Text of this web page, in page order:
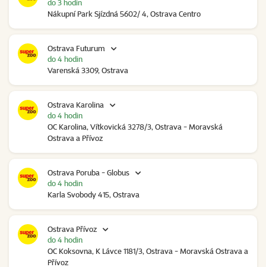
Nákupní Park Sjízdná 5602/ 4, Ostrava Centro
do 3 hodin
Ostrava Futurum
Varenská 3309, Ostrava
do 4 hodin
Ostrava Karolina
OC Karolina, Vítkovická 3278/3, Ostrava - Moravská
Ostrava a Přívoz
do 4 hodin
Ostrava Poruba - Globus
Karla Svobody 415, Ostrava
do 4 hodin
Ostrava Přívoz
OC Koksovna, K Lávce 1181/3, Ostrava - Moravská Ostrava a
Přívoz
do 4 hodin